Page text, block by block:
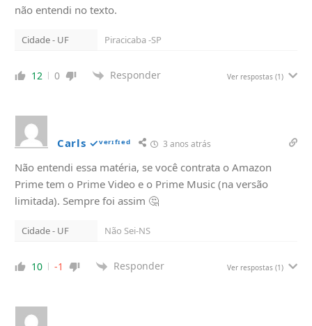
não entendi no texto.
Cidade - UF Piracicaba -SP
12 0 Responder Ver respostas (1)
Carls ✓ᵛᵉʳᶦᶠᶦᵉᵈ 3 anos atrás
Não entendi essa matéria, se você contrata o Amazon
Prime tem o Prime Video e o Prime Music (na versão
limitada). Sempre foi assim 🤔
Cidade - UF Não Sei-NS
10 -1 Responder Ver respostas (1)